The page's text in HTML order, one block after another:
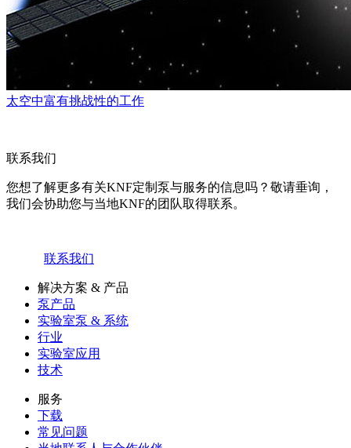
太空中富有挑战性的工作
联系我们
您想了解更多有关KNF定制泵与服务的信息吗？敬请垂询，
我们会协助您与当地KNF的团队取得联系。
联系我们
解决方案 & 产品
泵产品
实验室泵 & 系统
行业
实验室应用
技术
服务
下载
常见问题